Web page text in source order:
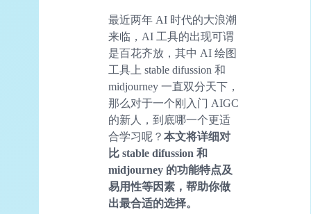
最近两年 AI 时代的大浪潮
来临，AI 工具的出现可谓
是百花齐放，其中 AI 绘图
工具上 stable difussion 和
midjourney 一直双分天下，
那么对于一个刚入门 AIGC
的新人，到底哪一个更适
合学习呢？ 本文将详细对
比 stable difussion 和
midjourney 的功能特点及
易用性等因素，帮助你做
出最合适的选择。